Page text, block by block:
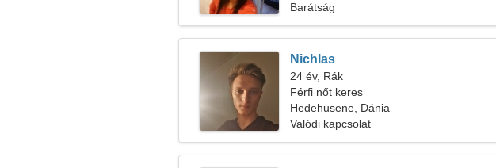
Barátság
Nichlas
24 év, Rák
Férfi nőt keres
Hedehusene, Dánia
Valódi kapcsolat